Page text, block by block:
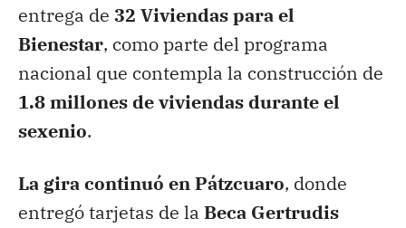
entrega de 32 Viviendas para el
Bienestar, como parte del programa
nacional que contempla la construcción de
1.8 millones de viviendas durante el
sexenio.
La gira continuó en Pátzcuaro, donde
entregó tarjetas de la Beca Gertrudis